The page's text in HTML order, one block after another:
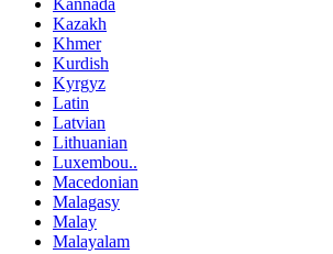
Kannada
Kazakh
Khmer
Kurdish
Kyrgyz
Latin
Latvian
Lithuanian
Luxembou..
Macedonian
Malagasy
Malay
Malayalam